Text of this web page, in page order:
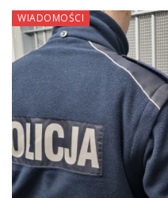
WIADOMOŚCI